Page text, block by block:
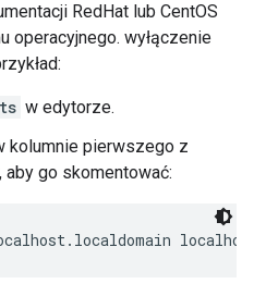
RedHat lub CentOS
operacyjnego. wyłączenie
w edytorze.
kolumnie pierwszego z
go skomentować: